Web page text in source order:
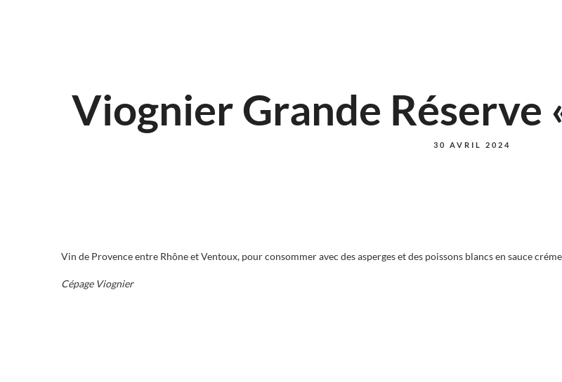
Viognier Grande Réserve
30 AVRIL 2024
Vin de Provence entre Rhône et Ventoux, pour consommer avec des asperges et des poissons blancs en sauce
Cépage Viognier